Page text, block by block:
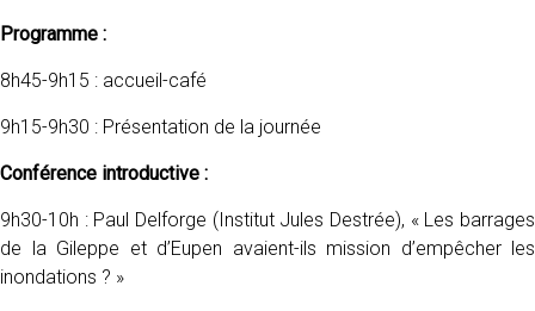
Programme :
8h45-9h15 : accueil-café
9h15-9h30 : Présentation de la journée
Conférence introductive :
9h30-10h : Paul Delforge (Institut Jules Destrée), « Les barrages
de la Gileppe et d’Eupen avaient-ils mission d’empêcher les
inondations ? »